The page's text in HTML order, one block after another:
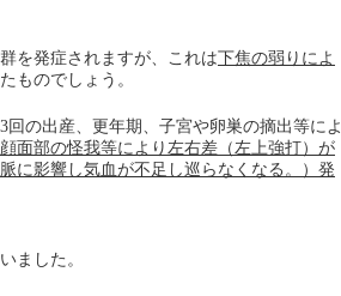
を発症されますが、これは下焦の弱りによ
ものでしょう。
の出産、更年期、子宮や卵巣の摘出等によ
面部の怪我等により左右差（左上強打）が
に影響し気血が不足し巡らなくなる。）発
ました。